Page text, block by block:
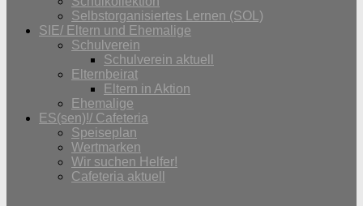
Selbstorganisiertes Lernen (SOL)
SIE/ Eltern und Ehemalige
Schulverein
Schulverein aktuell
Elternbeirat
Eltern in Aktion
Ehemalige
ES(sen)!/ Cafeteria
Speiseplan
Wertmarken
Wir suchen Helfer!
Cafeteria aktuell